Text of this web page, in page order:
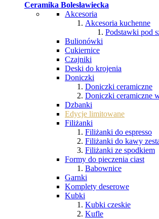
Ceramika Bolesławiecka
Akcesoria
Akcesoria kuchenne
Podstawki pod
Bulionówki
Cukiernice
Czajniki
Deski do krojenia
Doniczki
Doniczki ceramiczne
Doniczki ceramiczne
Dzbanki
Edycje limitowane
Filiżanki
Filiżanki do espresso
Filiżanki do kawy
Filiżanki ze spodkiem
Formy do pieczenia ciast
Babownice
Garnki
Komplety deserowe
Kubki
Kubki czeskie
Kufle